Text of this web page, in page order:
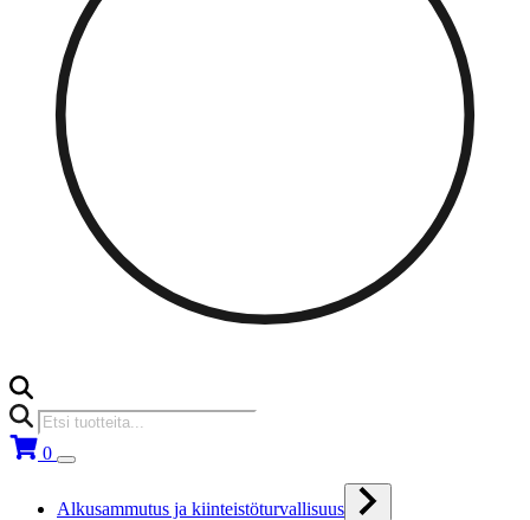
Products
search
0
Alkusammutus ja kiinteistöturvallisuus